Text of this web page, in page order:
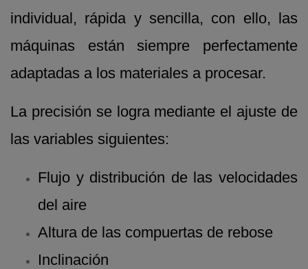
individual, rápida y sencilla, con ello, las
máquinas están siempre perfectamente
adaptadas a los materiales a procesar.
La precisión se logra mediante el ajuste de
las variables siguientes:
Flujo y distribución de las velocidades
del aire
Altura de las compuertas de rebose
Inclinación